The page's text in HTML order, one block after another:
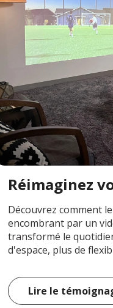
Réimaginez
Découvrez comment
encombrant par un
transformé le
d'espace, plus de
Lire le